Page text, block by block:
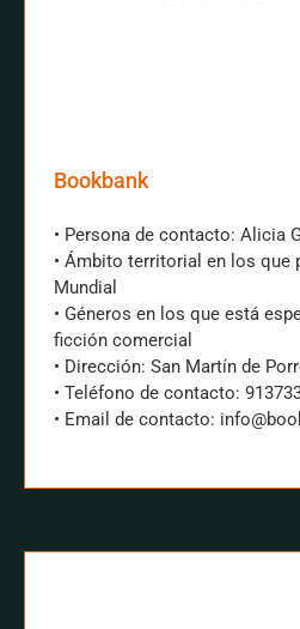
Bookbank
• Persona de contacto: Alicia
• Ámbito territorial en los que
Mundial
• Géneros en los que está
ficción comercial
• Dirección: San Martín de
• Teléfono de contacto:
• Email de contacto:
CONTACTAR